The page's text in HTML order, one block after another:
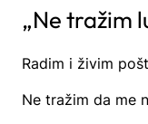
„Ne tražim
Radim i živim
Ne tražim da me